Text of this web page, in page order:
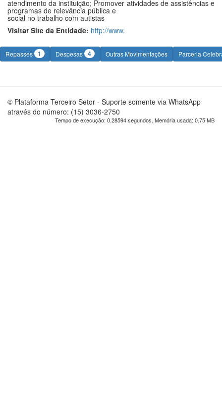
atendimento da instituição; Promover atividades de assistências e
programas de relevância pública e
social no trabalho com autistas
Visitar Site da Entidade: http://www.
Repasses 1 Despesas 4 Outras Movimentações Parceria
© Plataforma Terceiro Setor - Suporte somente via WhatsApp
através do número: (15) 3036-2750
Tempo de execução: 0.28594 segundos. Memória usada: 0.75 MB